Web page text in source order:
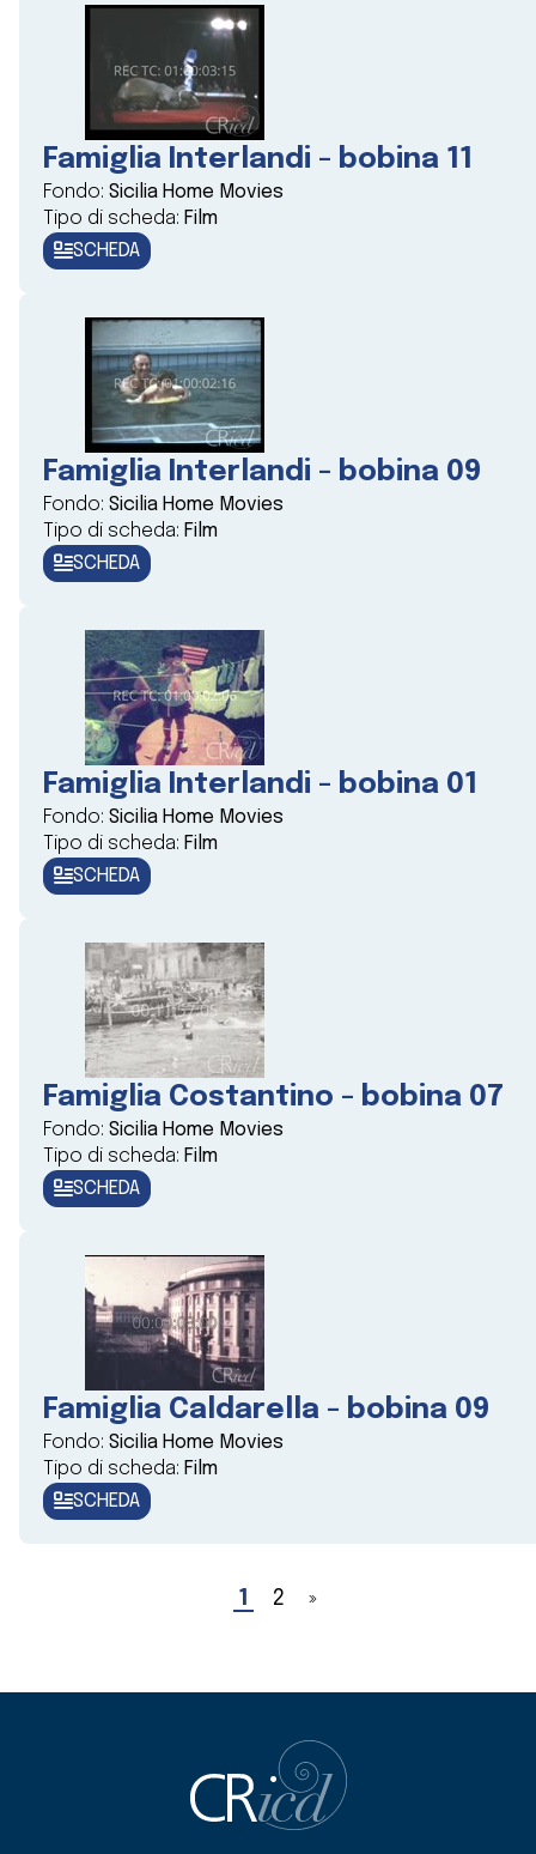
Famiglia Interlandi - bobina 11
Fondo: Sicilia Home Movies
Tipo di scheda: Film
SCHEDA
Famiglia Interlandi - bobina 09
Fondo: Sicilia Home Movies
Tipo di scheda: Film
SCHEDA
Famiglia Interlandi - bobina 01
Fondo: Sicilia Home Movies
Tipo di scheda: Film
SCHEDA
Famiglia Costantino - bobina 07
Fondo: Sicilia Home Movies
Tipo di scheda: Film
SCHEDA
Famiglia Caldarella - bobina 09
Fondo: Sicilia Home Movies
Tipo di scheda: Film
SCHEDA
1 2 »